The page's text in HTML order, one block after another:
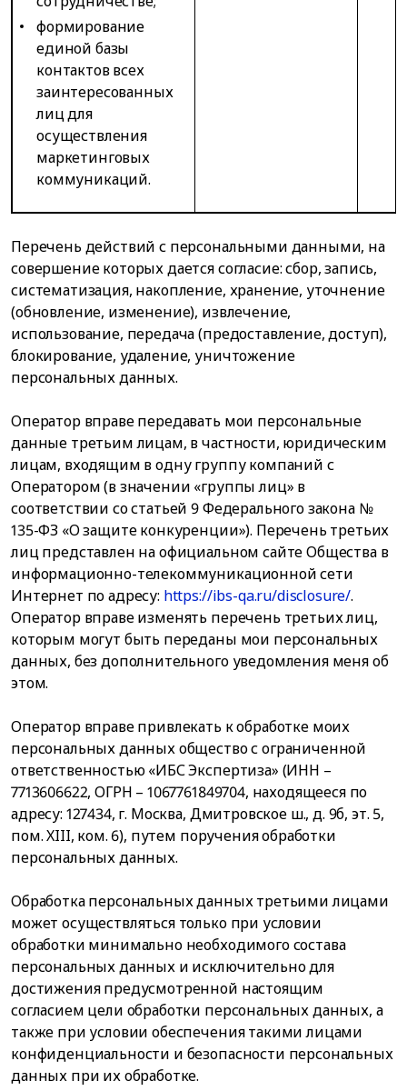
формирование
единой базы
контактов всех
заинтересованных
лиц для
осуществления
маркетинговых
коммуникаций.
Перечень действий с персональными данными, на
совершение которых дается согласие: сбор, запись,
систематизация, накопление, хранение, уточнение
(обновление, изменение), извлечение,
использование, передача (предоставление, доступ),
блокирование, удаление, уничтожение
персональных данных.
Оператор вправе передавать мои персональные
данные третьим лицам, в частности, юридическим
лицам, входящим в одну группу компаний с
Оператором (в значении «группы лиц» в
соответствии со статьей 9 Федерального закона №
135-ФЗ «О защите конкуренции»). Перечень третьих
лиц представлен на официальном сайте Общества в
информационно-телекоммуникационной сети
Интернет по адресу: https://ibs-qa.ru/disclosure/.
Оператор вправе изменять перечень третьих лиц,
которым могут быть переданы мои персональных
данных, без дополнительного уведомления меня об
этом.
Оператор вправе привлекать к обработке моих
персональных данных общество с ограниченной
ответственностью «ИБС Экспертиза» (ИНН –
7713606622, ОГРН – 1067761849704, находящееся по
адресу: 127434, г. Москва, Дмитровское ш., д. 9б, эт. 5,
пом. XIII, ком. 6), путем поручения обработки
персональных данных.
Обработка персональных данных третьими лицами
может осуществляться только при условии
обработки минимально необходимого состава
персональных данных и исключительно для
достижения предусмотренной настоящим
согласием цели обработки персональных данных, а
также при условии обеспечения такими лицами
конфиденциальности и безопасности персональных
данных при их обработке.